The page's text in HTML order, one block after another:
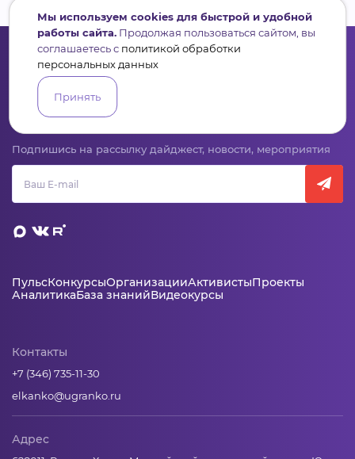
Сервис для некоммерческих организаций
и социальных предпринимателей
Подпишись на рассылку дайджест, новости, мероприятия
ПульсКонкурсыОрганизацииАктивистыПроекты
АналитикаБаза знанийВидеокурсы
Контакты
+7 (346) 735-11-30
elkanko@ugranko.ru
Адрес
Мы используем cookies для быстрой и удобной
работы сайта. Продолжая пользоваться сайтом, вы
соглашаетесь с политикой обработки
персональных данных
Принять